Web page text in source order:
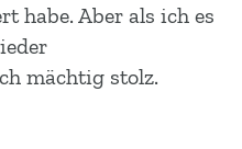
habe. Aber als ich es
mächtig stolz.